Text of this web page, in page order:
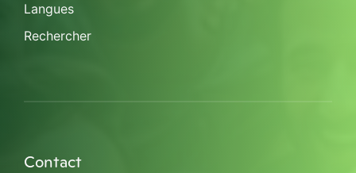
Langues
Rechercher
Contact